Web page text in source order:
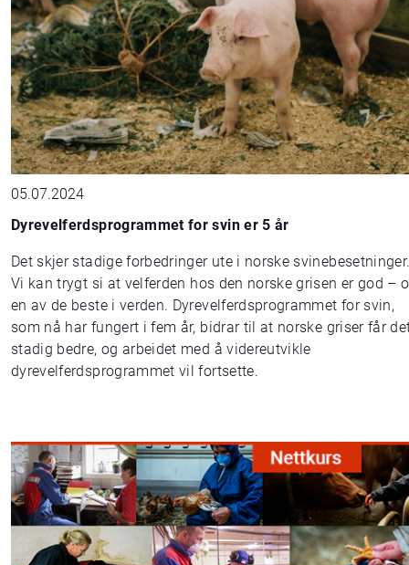
05.07.2024
Dyrevelferdsprogrammet for svin er 5 år
Det skjer stadige forbedringer ute i norske
Vi kan trygt si at velferden hos den norske grisen er god –
en av de beste i verden. Dyrevelferdsprogrammet for svin,
som nå har fungert i fem år, bidrar til at norske griser får
stadig bedre, og arbeidet med å videreutvikle
dyrevelferdsprogrammet vil fortsette.